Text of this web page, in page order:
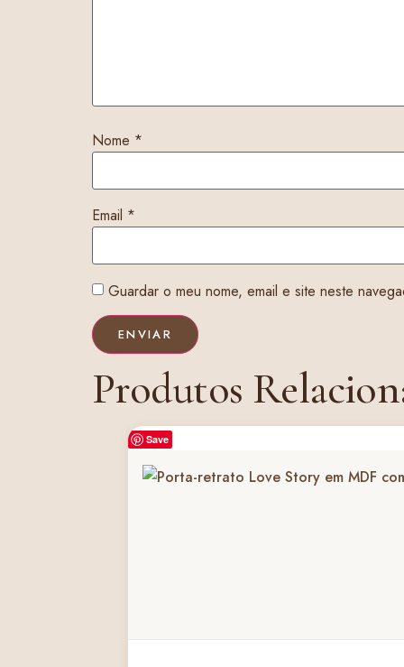
Nome *
Email *
Guardar o meu nome, email e site neste
Produtos
Save